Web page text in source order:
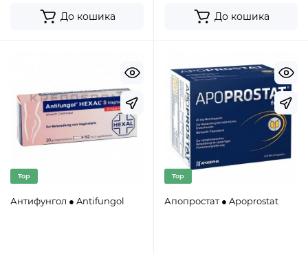
До кошика До кошика
Top
Антифунгол ● Antifungol
Top
Апопростат ● Apoprostat